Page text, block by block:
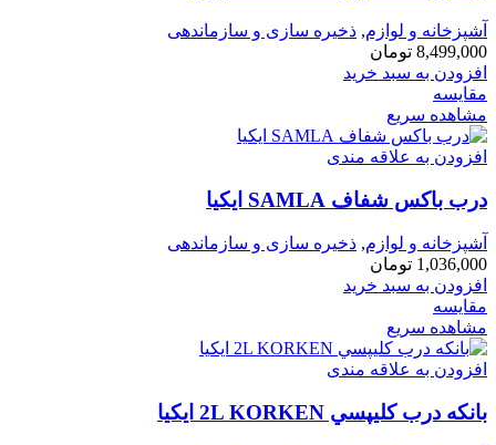
آشپزخانه و لوازم, ذخیره سازی و سازماندهی
8,499,000 تومان
افزودن به سبد خرید
مقایسه
مشاهده سریع
افزودن به علاقه مندی
درب باكس شفاف SAMLA ايكيا
آشپزخانه و لوازم, ذخیره سازی و سازماندهی
1,036,000 تومان
افزودن به سبد خرید
مقایسه
مشاهده سریع
افزودن به علاقه مندی
بانكه درب كليپسي 2L KORKEN ايكيا